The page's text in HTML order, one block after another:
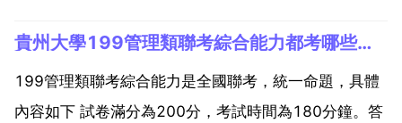
考。在200分左右算是正常成績。管理類聯考綜合能力
是考專碩成敗的關鍵。因為管綜分數非常難以提高，在
管綜...
貴州大學199管理類聯考綜合能力都考哪些科目
199管理類聯考綜合能力是全國聯考，統一命題，具體
內容如下 試卷滿分為200分，考試時間為180分鐘。答